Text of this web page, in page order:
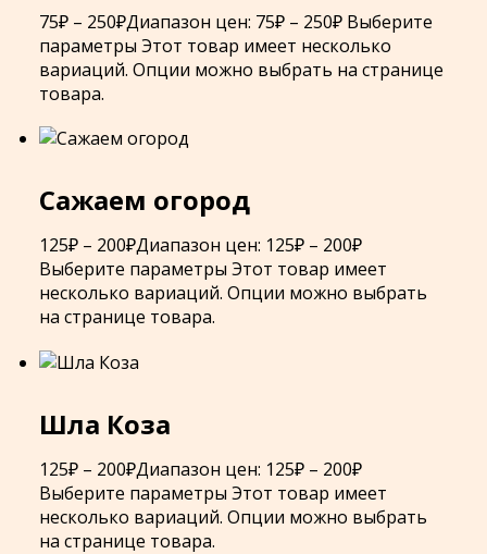
75₽ – 250₽Диапазон цен: 75₽ – 250₽ Выберите
параметры Этот товар имеет несколько
вариаций. Опции можно выбрать на странице
товара.
Сажаем огород
125₽ – 200₽Диапазон цен: 125₽ – 200₽
Выберите параметры Этот товар имеет
несколько вариаций. Опции можно выбрать
на странице товара.
Шла Коза
125₽ – 200₽Диапазон цен: 125₽ – 200₽
Выберите параметры Этот товар имеет
несколько вариаций. Опции можно выбрать
на странице товара.